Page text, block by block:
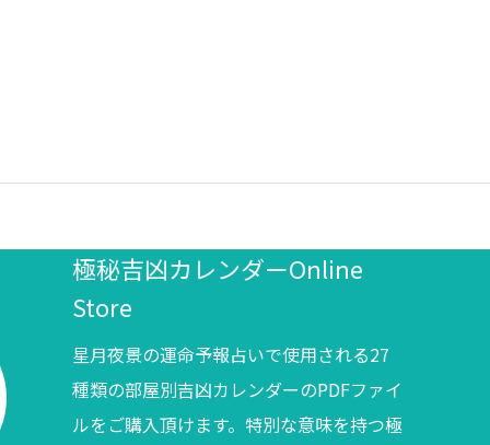
極秘吉凶カレンダーOnline
Store
星月夜景の運命予報占いで使用される27
種類の部屋別吉凶カレンダーのPDFファイ
ルをご購入頂けます。特別な意味を持つ極